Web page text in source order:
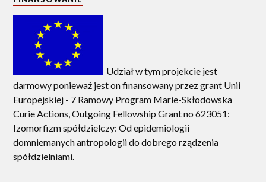
Udział w tym projekcie jest
darmowy ponieważ jest on finansowany przez grant Unii
Europejskiej - 7 Ramowy Program Marie-Skłodowska
Curie Actions, Outgoing Fellowship Grant no 623051:
Izomorfizm spółdzielczy: Od epidemiologii
domniemanych antropologii do dobrego rządzenia
spółdzielniami.